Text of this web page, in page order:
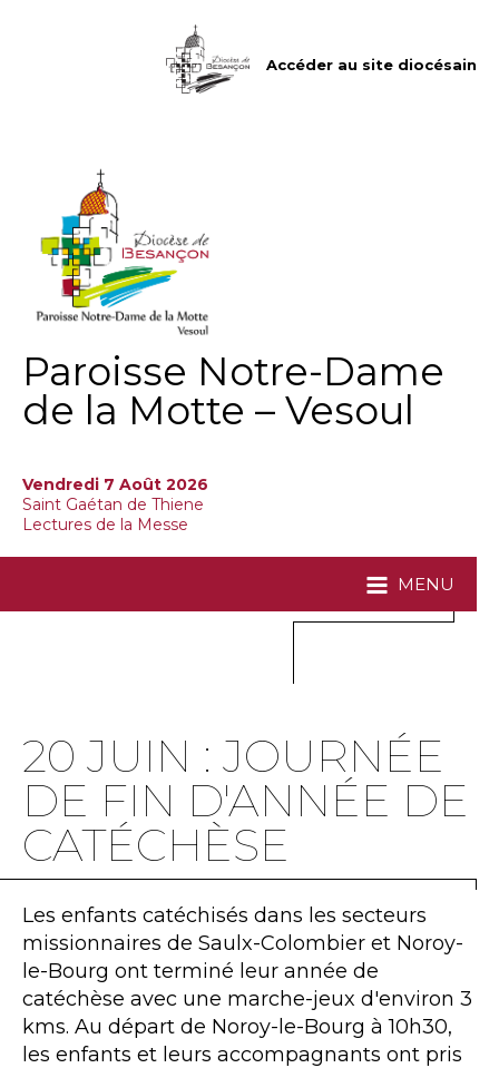
Accéder au site diocésain
Paroisse Notre-Dame
de la Motte – Vesoul
Vendredi 7 Août 2026
Saint Gaétan de Thiene
Lectures de la Messe
MENU
20 JUIN : JOURNÉE
DE FIN D'ANNÉE DE
CATÉCHÈSE
Les enfants catéchisés dans les secteurs
missionnaires de Saulx-Colombier et Noroy-
le-Bourg ont terminé leur année de
catéchèse avec une marche-jeux d'environ 3
kms. Au départ de Noroy-le-Bourg à 10h30,
les enfants et leurs accompagnants ont pris